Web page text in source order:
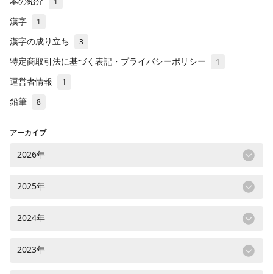
漢字 1
漢字の成り立ち 3
特定商取引法に基づく表記・プライバシーポリシー 1
運営者情報 1
鉛筆 8
アーカイブ
2026年
2025年
2024年
2023年